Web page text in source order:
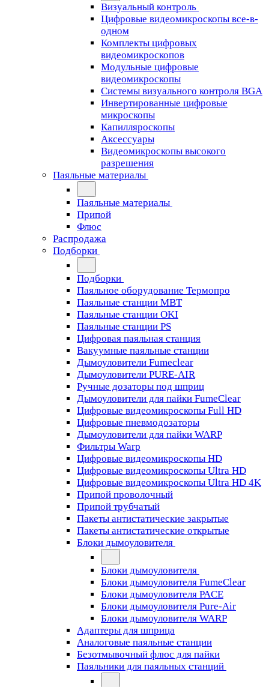
Визуальный контроль
Цифровые видеомикроскопы все-в-
одном
Комплекты цифровых
видеомикроскопов
Модульные цифровые
видеомикроскопы
Cистемы визуального контроля BGA
Инвертированные цифровые
микроскопы
Капилляроскопы
Аксессуары
Видеомикроскопы высокого
разрешения
Паяльные материалы
Паяльные материалы
Припой
Флюс
Распродажа
Подборки
Подборки
Паяльное оборудование Термопро
Паяльные станции MBT
Паяльные станции OKI
Паяльные станции PS
Цифровая паяльная станция
Вакуумные паяльные станции
Дымоуловители Fumeclear
Дымоуловители PURE-AIR
Ручные дозаторы под шприц
Дымоуловители для пайки FumeClear
Цифровые видеомикроскопы Full HD
Цифровые пневмодозаторы
Дымоуловители для пайки WARP
Фильтры Warp
Цифровые видеомикроскопы HD
Цифровые видеомикроскопы Ultra HD
Цифровые видеомикроскопы Ultra HD 4K
Припой проволочный
Припой трубчатый
Пакеты антистатические закрытые
Пакеты антистатические открытые
Блоки дымоуловителя
Блоки дымоуловителя
Блоки дымоуловителя FumeClear
Блоки дымоуловителя PACE
Блоки дымоуловителя Pure-Air
Блоки дымоуловителя WARP
Адаптеры для шприца
Аналоговые паяльные станции
Безотмывочный флюс для пайки
Паяльники для паяльных станций